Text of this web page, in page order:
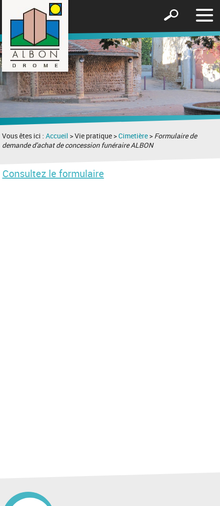
le
Afficher
formulaire
de
recherche
Vous êtes ici :Accueil > Vie pratique >Cimetière > Formulaire de
demande d'achat de concession funéraire ALBON
Consultez le formulaire